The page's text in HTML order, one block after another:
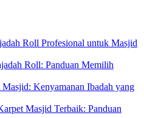
Roll Profesional untuk Masjid
Roll: Panduan Memilih
Kenyamanan Ibadah yang
Masjid Terbaik: Panduan